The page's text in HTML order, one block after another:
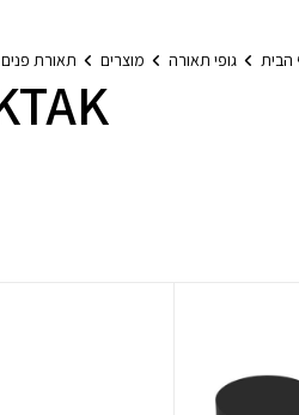
הבית גופי תאורה מוצרים תאורת פנים